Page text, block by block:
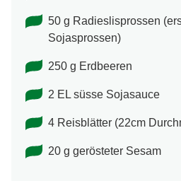
50 g Radieslisprossen
Sojasprossen)
250 g Erdbeeren
2 EL süsse Sojasauce
4 Reisblätter (22cm
20 g gerösteter Sesam